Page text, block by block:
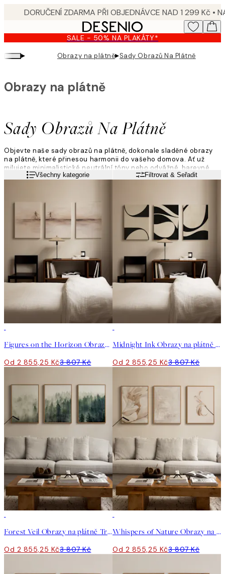
content.
SALE - 50% NA PLAKÁTY*
▸ Obrazy na plátně▸Sady Obrazů Na Plátně
Sady Obrazů Na Plátně
Obrazy na plátně
Objevte naše sady obrazů na plátně, dokonale sladěné obrazy
na plátně, které přinesou harmonii do vašeho domova. Ať už
milujete minimalistické neutrální tóny nebo odvážné, barevné
obrazy, naše pečlivě vybrané kolekce vám usnadní stylové
Přečtěte si víceVšechny kategorie Filtrovat & Seřadit
Figures on the Horizon Obrazy na plátně Trio
Od 2 855,25 Kč3 807 Kč
Midnight Ink Obrazy na plátně Trio
Od 2 855,25 Kč3 807 Kč
Forest Veil Obrazy na plátně Trio
Od 2 855,25 Kč3 807 Kč
Whispers of Nature Obrazy na plátně Trio
Od 2 855,25 Kč3 807 Kč